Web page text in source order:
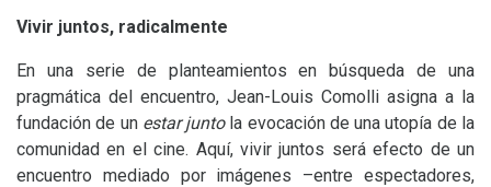
Vivir juntos, radicalmente
En una serie de planteamientos en búsqueda de una
pragmática del encuentro, Jean-Louis Comolli asigna a la
fundación de un estar juntola evocación de una utopía de la
comunidad en el cine. Aquí, vivir juntos será efecto de un
encuentro mediado por imágenes –entre espectadores,